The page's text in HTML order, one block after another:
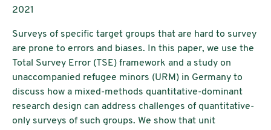
Publikationsjahr:
2021
Surveys of specific target groups that are hard to survey
are prone to errors and biases. In this paper, we use the
Total Survey Error (TSE) framework and a study on
unaccompanied refugee minors (URM) in Germany to
discuss how a mixed-methods quantitative-dominant
research design can address challenges of quantitative-
only surveys of such groups. We show that unit